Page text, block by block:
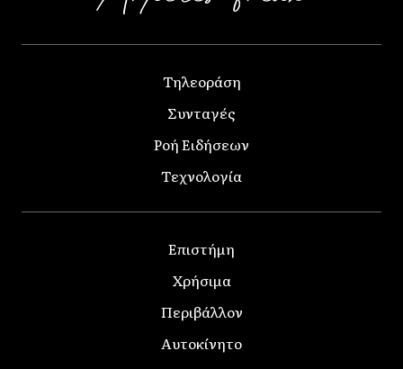
Τηλεοράση
Συνταγές
Ροή Ειδήσεων
Τεχνολογία
Επιστήμη
Χρήσιμα
Περιβάλλον
Αυτοκίνητο